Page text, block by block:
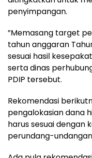
penyimpangan.
”Memasang target
tahun anggaran
sesuai hasil
serta dinas
PDIP tersebut.
Rekomendasi
pengalokasian dana
harus sesuai
perundang-